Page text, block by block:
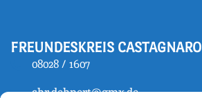
FREUNDESKREIS CASTAGNARO
08028 / 1607
chr.dehnert@gmx.de